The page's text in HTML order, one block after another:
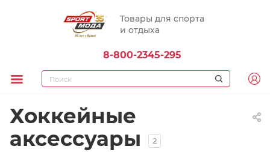
Товары для спорта
и отдыха
8-800-2345-295
Хоккейные
аксессуары
2